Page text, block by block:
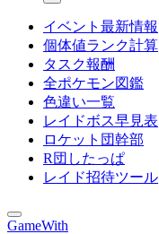
イベント最新情報
個体値ランク計算
タスク報酬
全ポケモン図鑑
色違い一覧
レイドボス早見表
ロケット団幹部
R団したっぱ
レイド招待ツール
GameWith